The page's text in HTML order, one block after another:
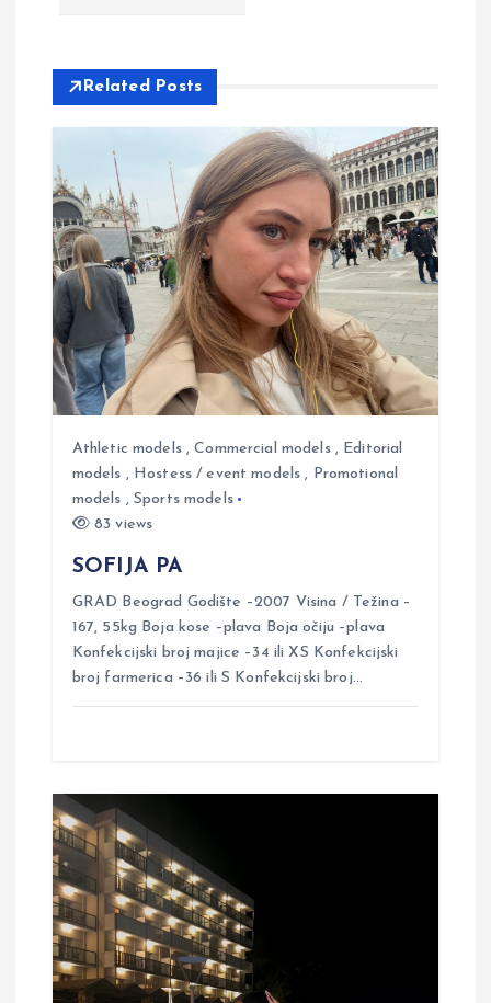
t
n
a
v
g
a
Related Posts
Athletic models,Commercial models, Editorial
models , Hostess / event models , Promotional
models ,Sports models
83 views
SOFIJA PA
GRAD Beograd Godište –2007 Visina / Težina –
167, 55kg Boja kose –plava Boja očiju –plava
Konfekcijski broj majice –34 ili XS Konfekcijski
broj farmerica –36 ili S Konfekcijski broj…